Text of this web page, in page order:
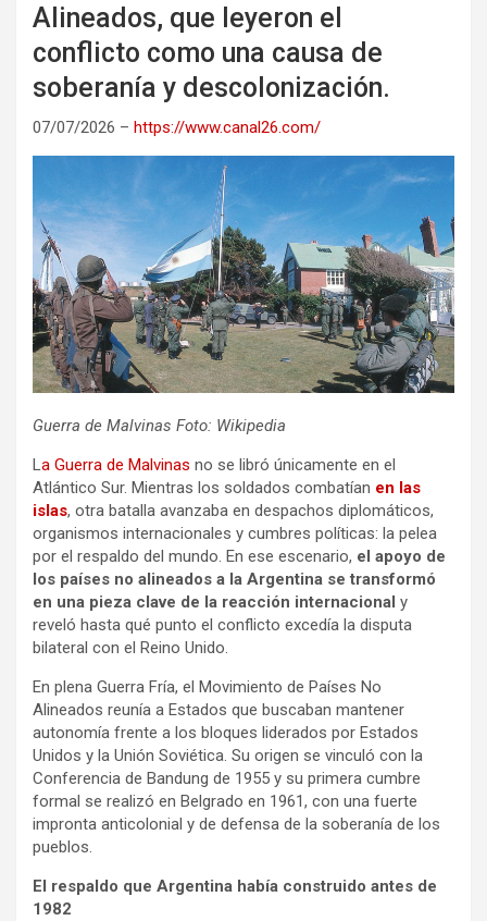
Alineados, que leyeron el
conflicto como una causa de
soberanía y descolonización.
07/07/2026 – https://www.canal26.com/
Guerra de Malvinas Foto: Wikipedia
La Guerra de Malvinas no se libró únicamente en el
Atlántico Sur. Mientras los soldados combatían en las
islas, otra batalla avanzaba en despachos diplomáticos,
organismos internacionales y cumbres políticas: la pelea
por el respaldo del mundo. En ese escenario, el apoyo de
los países no alineados a la Argentina se transformó
en una pieza clave de la reacción internacional y
reveló hasta qué punto el conflicto excedía la disputa
bilateral con el Reino Unido.
En plena Guerra Fría, el Movimiento de Países No
Alineados reunía a Estados que buscaban mantener
autonomía frente a los bloques liderados por Estados
Unidos y la Unión Soviética. Su origen se vinculó con la
Conferencia de Bandung de 1955 y su primera cumbre
formal se realizó en Belgrado en 1961, con una fuerte
impronta anticolonial y de defensa de la soberanía de los
pueblos.
El respaldo que Argentina había construido antes de
1982